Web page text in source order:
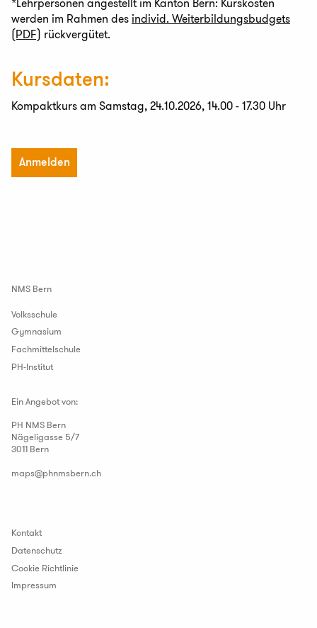
*Lehrpersonen angestellt im Kanton Bern: Kurskosten
werden im Rahmen des individ. Weiterbildungsbudgets
(PDF) rückvergütet.
Kursdaten:
Kompaktkurs am Samstag, 24.10.2026, 14.00 - 17.30 Uhr
Anmelden
NMS Bern
Volksschule
Gymnasium
Fachmittelschule
PH-Institut
Ein Angebot von:
PH NMS Bern
Nägeligasse 5/7
3011 Bern
maps@phnmsbern.ch
Kontakt
Datenschutz
Cookie Richtlinie
Impressum